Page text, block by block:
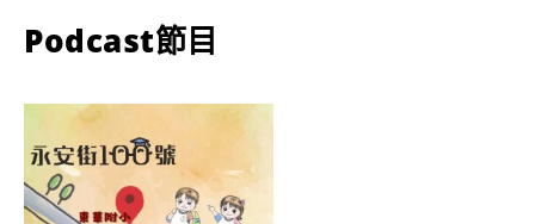
Podcast節目